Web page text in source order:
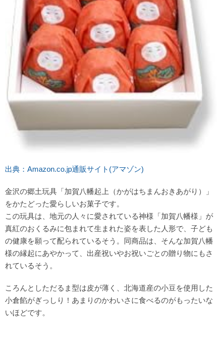
出典：Amazon.co.jp通販サイト(アマゾン)
金沢の郷土玩具「加賀八幡起上（かがはちまんおきあがり）」
をかたどった愛らしいお菓子です。
この玩具は、地元の人々に愛されている神様「加賀八幡様」が
真紅のおくるみに包まれて生まれた姿を表した人形で、子ども
の健康を願って配られているそう。同商品は、そんな加賀八幡
様の縁起にあやかって、出産祝いやお祝いごとの贈り物にもさ
れているそう。
ころんとしただるま型は皮が薄く、北海道産の小豆を使用した
小倉餡がぎっしり！あまりのかわいさに食べるのがもったいな
いほどです。